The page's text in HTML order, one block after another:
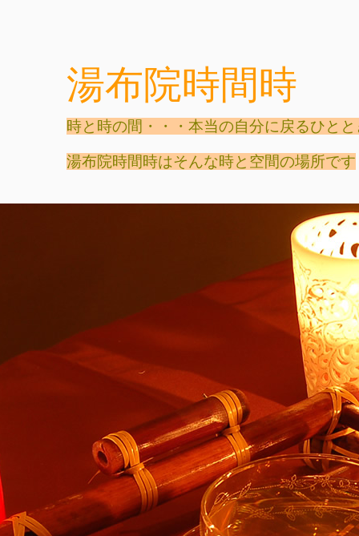
湯布院時間時
時と時の間・・・本当の自分に戻るひと
湯布院時間時はそんな時と空間の場所です